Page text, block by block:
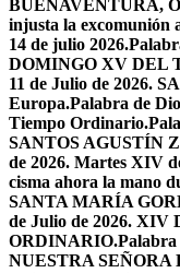
BUENAVENTURA,
injusta la excomunión
14 de julio 2026.
DOMINGO XV DEL
11 de Julio de 2026.
Europa.Palabra de
Tiempo Ordinario.
SANTOS AGUSTÍN
de 2026. Martes XIV
cisma ahora la mano
SANTA MARÍA
de Julio de 2026.
ORDINARIO.Palabra
NUESTRA SEÑORA